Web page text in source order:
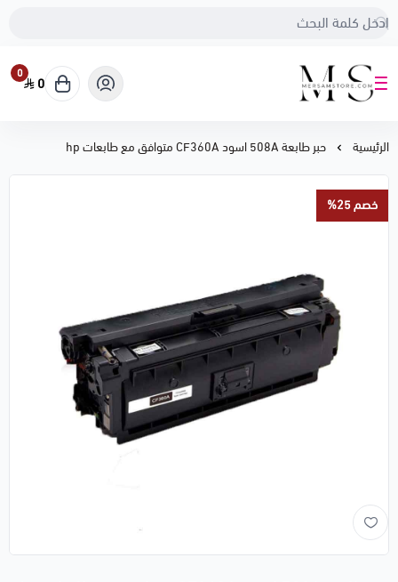
متجر مرسام
0
0
الرئيسية حبر طابعة 508A اسود CF360A متوافق مع طابعات hp
خصم 25%